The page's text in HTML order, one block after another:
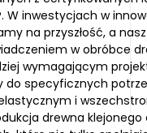
W inwestycjach w
na przyszłość, a nasz
w obróbce
wymagającym
do specyficznych
i
drewna klejonego